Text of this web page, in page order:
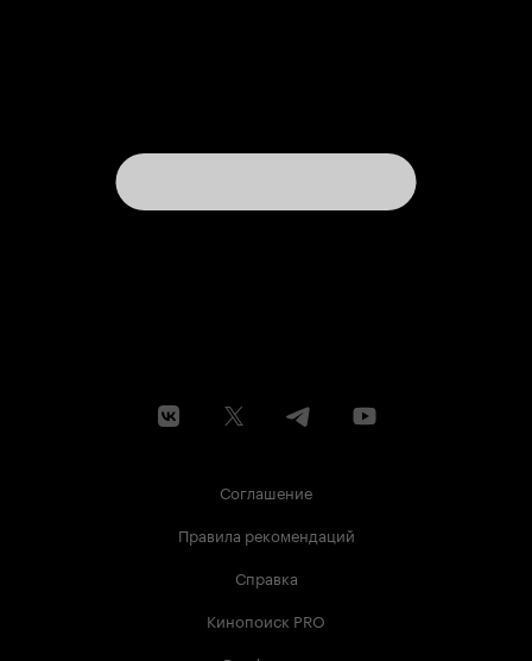
Соглашение
Правила рекомендаций
Справка
Кинопоиск PRO